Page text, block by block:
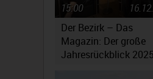
Der Bezirk – Das
Magazin: Der große
Jahresrückblick 2025
15:00